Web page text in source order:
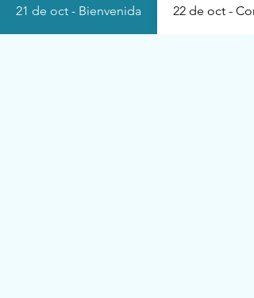
21 de oct - Bienvenida 22 de oct -